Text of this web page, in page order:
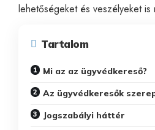
lehetőségeket és veszélyeket is
Tartalom
Mi az az ügyvédkereső?
Az ügyvédkeresők
Jogszabályi háttér